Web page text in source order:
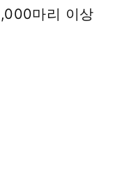
마리 이상